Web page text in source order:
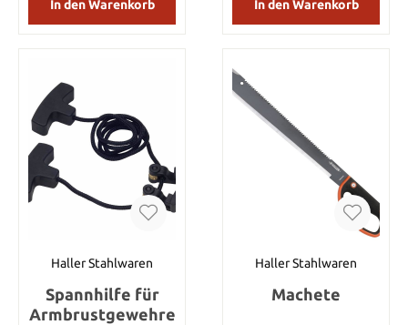
In den Warenkorb In den Warenkorb
Haller Stahlwaren
Spannhilfe für
Armbrustgewehre
Haller Stahlwaren
Machete